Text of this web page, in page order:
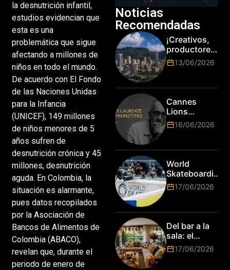
la desnutrición infantil,
estudios evidencian que
esta es una
problemática que sigue
afectando a millones de
niños en todo el mundo.
De acuerdo con El Fondo
de las Naciones Unidas
para la Infancia
(UNICEF), 149 millones
de niños menores de 5
años sufren de
desnutrición crónica y 45
millones, desnutrición
aguda. En Colombia, la
situación es alarmante,
pues datos recopilados
por la Asociación de
Bancos de Alimentos de
Colombia (ABACO),
revelan que, durante el
periodo de enero de
Noticias
Recomendadas
¡Creativos,
productores
y cracks de
la tecnología
es hora de
subir de
nivel! Las
marcas más
top del
13/06/2026
Cannes
Lions
anuncia a
Jim Stengel
primer Lions
Laureate for
Marketing
16/06/2026
World
Skateboarding
Tour:
¡Resultados
Mundo de
Park de Roma
2026!
17/06/2026
Del bar a la
sala: el
Mundial
2026 vuelve
17/06/2026